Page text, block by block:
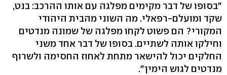
"בסופו של דבר מקימים מפלגה עם אותו ההרכב: בנט,
שקד ומועלם-רפאלי. מה השוני מהבית היהודי
המקורי? הם פשוט לקחו מפלגה של שמונה מנדטים
וחילקו אותה לשתיים. בסופו של דבר אחד משני
החלקים יכול להישאר מתחת לאחוז החסימה ולשרוף
מנדטים לגוש הימין".